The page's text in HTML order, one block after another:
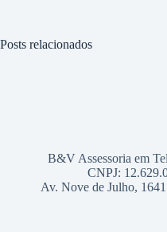
Posts relacionados
B&V Assessoria em
CNPJ:
Av. Nove de Julho,